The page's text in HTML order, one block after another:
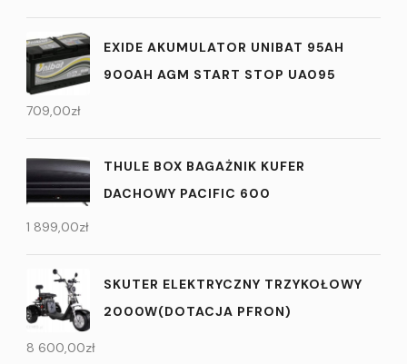
EXIDE AKUMULATOR UNIBAT 95AH
900AH AGM START STOP UA095
709,00zł
THULE BOX BAGAŻNIK KUFER
DACHOWY PACIFIC 600
1 899,00zł
SKUTER ELEKTRYCZNY TRZYKOŁOWY
2000W(DOTACJA PFRON)
8 600,00zł